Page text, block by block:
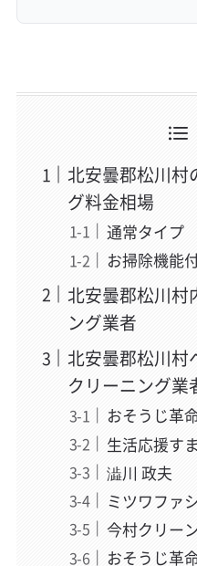
北安曇郡松川村
グ料金相場
通常タイプ
お掃除機能
北安曇郡松川村
ング業者
北安曇郡松川村
クリーニング業
おそうじ革
生活応援す
澁川 政夫
ミツワファ
今村クリー
おそうじ革